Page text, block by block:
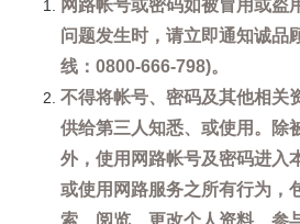
网路帐号或密码如被冒用或盗
问题发生时，请立即通知诚品
线：0800-666-798)。
不得将帐号、密码及其他相关
供给第三人知悉、或使用。除
外，使用网路帐号及密码进入
或使用网路服务之所有行为，
索、阅览、更改个人资料、参